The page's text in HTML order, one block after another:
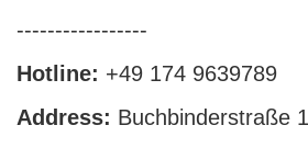
-----------------
Hotline: +49 174 9639789
Address: Buchbinderstraße